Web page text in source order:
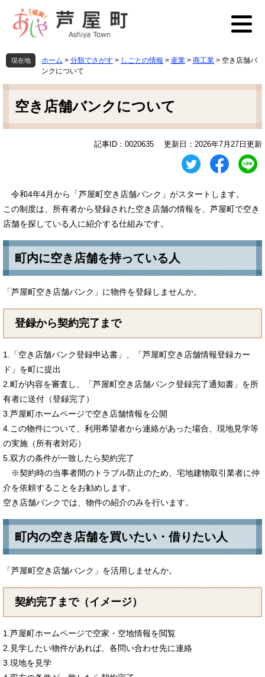
先
頭
を
飛
文
現在地 ホーム > 分類でさがす > しごとの情報 > 産業 > 商工業 > 空き店舗バ
ンクについて
本
空き店舗バンクについて
記事ID：0020635 更新日：2026年7月27日更新
令和4年4月から「芦屋町空き店舗バンク」がスタートします。
この制度は、所有者から登録された空き店舗の情報を、芦屋町で空き
店舗を探している人に紹介する仕組みです。
町内に空き店舗を持っている人
「芦屋町空き店舗バンク」に物件を登録しませんか。
登録から契約完了まで
1.「空き店舗バンク登録申込書」、「芦屋町空き店舗情報登録カー
ド」を町に提出
2.町が内容を審査し、「芦屋町空き店舗バンク登録完了通知書」を所
有者に送付（登録完了）
3.芦屋町ホームページで空き店舗情報を公開
4.この物件について、利用希望者から連絡があった場合、現地見学等
の実施（所有者対応）
5.双方の条件が一致したら契約完了
※契約時の当事者間のトラブル防止のため、宅地建物取引業者に仲
介を依頼することをお勧めします。
空き店舗バンクでは、物件の紹介のみを行います。
町内の空き店舗を買いたい・借りたい人
「芦屋町空き店舗バンク」を活用しませんか。
契約完了まで（イメージ）
1.芦屋町ホームページで空家・空地情報を閲覧
2.見学したい物件があれば、各問い合わせ先に連絡
3.現地を見学